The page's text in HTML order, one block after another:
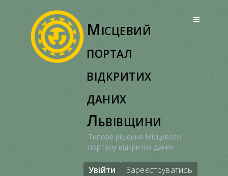
Місцевий
портал
відкритих
даних
Львівщини
Типове рішення Місцевого
порталу відкритих даних
Увійти Зареєструватись